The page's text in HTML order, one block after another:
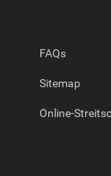
FAQs
Sitemap
Online-